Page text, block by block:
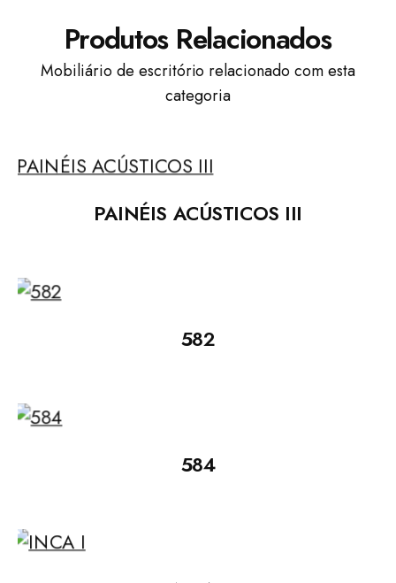
Produtos Relacionados
Mobiliário de escritório relacionado com esta
categoria
PAINÉIS ACÚSTICOS III
582
584